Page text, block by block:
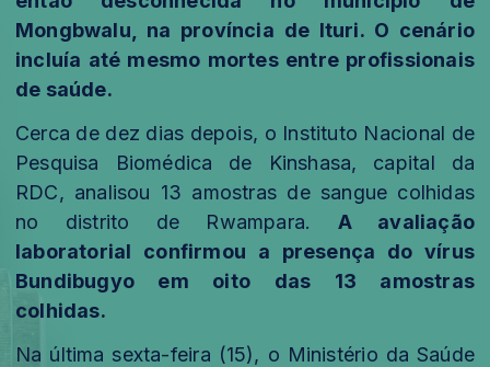
Mongbwalu, na província de Ituri. O cenário
incluía até mesmo mortes entre profissionais
de saúde.
Cerca de dez dias depois, o Instituto Nacional de
Pesquisa Biomédica de Kinshasa, capital da
RDC, analisou 13 amostras de sangue colhidas
no distrito de Rwampara. A avaliação
laboratorial confirmou a presença do vírus
Bundibugyo em oito das 13 amostras
colhidas.
Na última sexta-feira (15), o Ministério da Saúde